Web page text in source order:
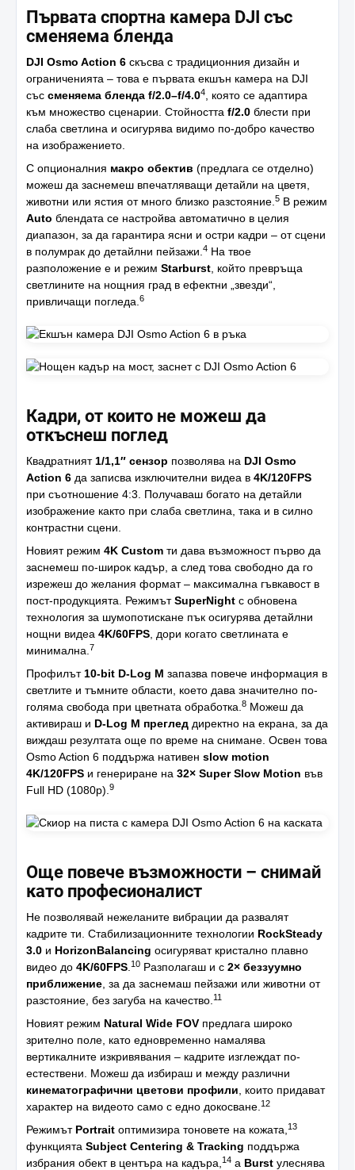
Първата спортна камера DJI със
сменяема бленда
DJI Osmo Action 6 скъсва с традиционния дизайн и
ограниченията – това е първата екшън камера на DJI
със сменяема бленда f/2.0–f/4.04
, която се адаптира
към множество сценарии. Стойността f/2.0 блести при
слаба светлина и осигурява видимо по-добро качество
на изображението.
С опционалния макро обектив (предлага се отделно)
можеш да заснемеш впечатляващи детайли на цветя,
животни или ястия от много близко разстояние. 5 В режим
Auto блендата се настройва автоматично в целия
диапазон, за да гарантира ясни и остри кадри – от сцени
в полумрак до детайлни пейзажи. 4 На твое
разположение е и режим Starburst , който превръща
светлините на нощния град в ефектни „звезди“,
привличащи погледа. 6
Кадри, от които не можеш да
откъснеш поглед
Квадратният 1/1,1″ сензор позволява на DJI Osmo
Action 6 да записва изключителни видеа в 4K/120FPS
при съотношение 4:3. Получаваш богато на детайли
изображение както при слаба светлина, така и в силно
контрастни сцени.
Новият режим 4K Custom ти дава възможност първо да
заснемеш по-широк кадър, а след това свободно да го
изрежеш до желания формат – максимална гъвкавост в
пост-продукцията. РежимътSuperNight с обновена
технология за шумопотискане пък осигурява детайлни
нощни видеа 4K/60FPS , дори когато светлината е
минимална. 7
Профилът 10-bit D-Log M запазва повече информация в
светлите и тъмните области, което дава значително по-
голяма свобода при цветната обработка. 8 Можеш да
активираш и D-Log M преглед директно на екрана, за да
виждаш резултата още по време на снимане. Освен това
Osmo Action 6 поддържа нативен slow motion
4K/120FPS и генериране на 32× Super Slow Motion във
Full HD (1080p). 9
Още повече възможности – снимай
като професионалист
Не позволявай нежеланите вибрации да развалят
кадрите ти. Стабилизационните технологии RockSteady
3.0 и HorizonBalancing осигуряват кристално плавно
видео до 4K/60FPS 10 Разполагаш и с 2× беззуумно
приближение , за да заснемаш пейзажи или животни от
разстояние, без загуба на качество. 11
Новият режим Natural Wide FOV предлага широко
зрително поле, като едновременно намалява
вертикалните изкривявания – кадрите изглеждат по-
естествени. Можеш да избираш и между различни
кинематографични цветови профили , които придават
характер на видеото само с едно докосване. 12
Режимът Portrait оптимизира тоновете на кожата, 13
функцията Subject Centering & Tracking поддържа
избрания обект в центъра на кадъра, 14 а Burst улеснява